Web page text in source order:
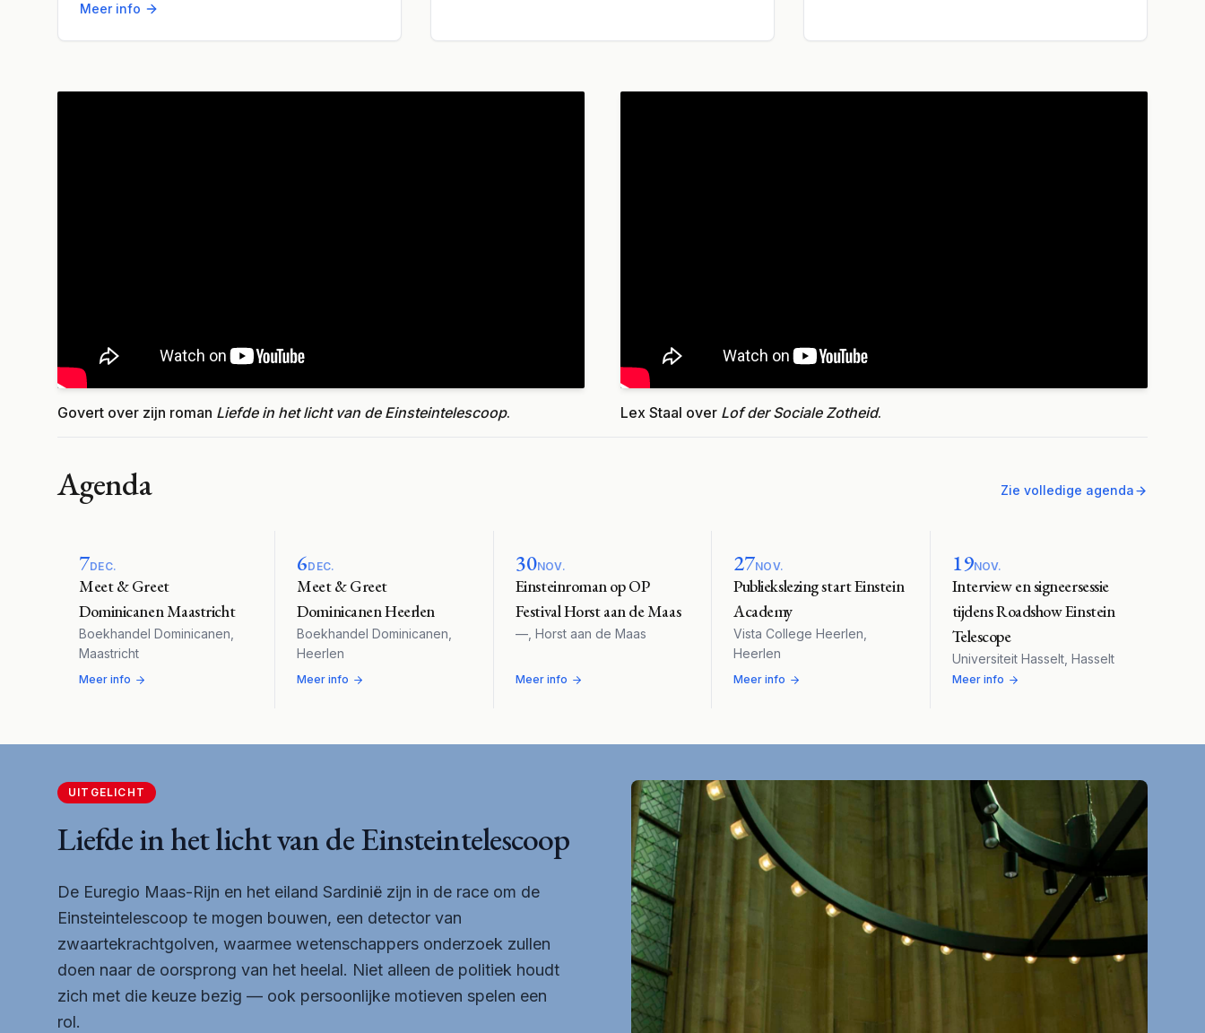
Meer info
Govert over zijn roman Liefde in het licht van de Einsteintelescoop. Lex Staal over Lof der Sociale Zotheid.
Agenda Zie volledige agenda
7DEC.
Meet & Greet
Dominicanen Maastricht
Boekhandel Dominicanen
Maastricht
Meer info
6DEC.
Meet & Greet
Dominicanen Heerlen
Boekhandel Dominicanen
Heerlen
Meer info
30NOV.
Einsteinroman op OP
Festival Horst aan de Maas
—, Horst aan de Maas
Meer info
27NOV.
Publiekslezing start Einstein
Academy
Vista College Heerlen
Heerlen
Meer info
19NOV.
Interview en signeersessie
tijdens Roadshow Einstein
Telescope
Universiteit Hasselt, Hasselt
Meer info
UITGELICHT
Liefde in het licht van de Einsteintelescoop
De Euregio Maas-Rijn en het eiland Sardinië zijn in de race om de
Einsteintelescoop te mogen bouwen, een detector van
zwaartekrachtgolven, waarmee wetenschappers onderzoek zullen
doen naar de oorsprong van het heelal. Niet alleen de politiek houdt
zich met die keuze bezig — ook persoonlijke motieven spelen een
rol.